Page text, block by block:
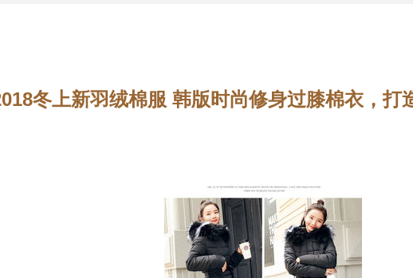
冬上新羽绒棉服 韩版时尚修身过膝棉衣，打